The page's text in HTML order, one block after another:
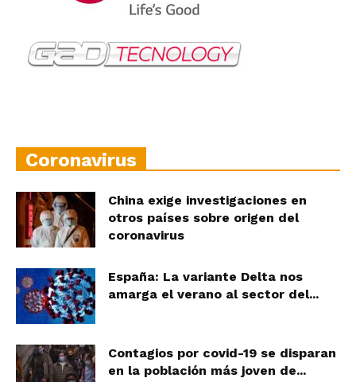
Coronavirus
China exige investigaciones en
otros países sobre origen del
coronavirus
España: La variante Delta nos
amarga el verano al sector del...
Contagios por covid-19 se disparan
en la población más joven de...